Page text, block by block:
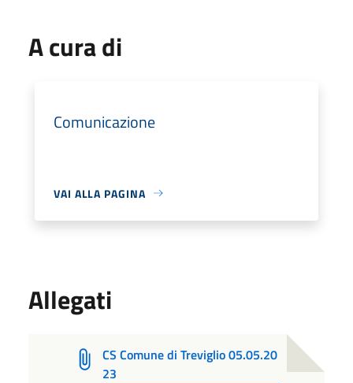
A cura di
Comunicazione
VAI ALLA PAGINA
Allegati
CS Comune di Treviglio 05.05.20
23